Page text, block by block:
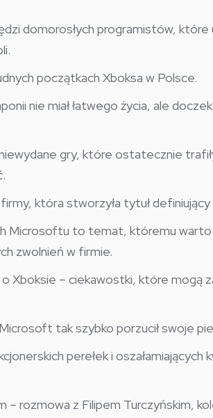
domorosłych programistów, które
początkach Xboksa w Polsce.
nie miał łatwego życia, ale
gry, które ostatecznie
która stworzyła tytuł definiujący
Microsoftu to temat, któremu
zwolnień w firmie.
o Xboksie – ciekawostki, które mogą
tak szybko porzucił swoje
perełek i oszałamiających
rozmowa z Filipem Turczyńskim,